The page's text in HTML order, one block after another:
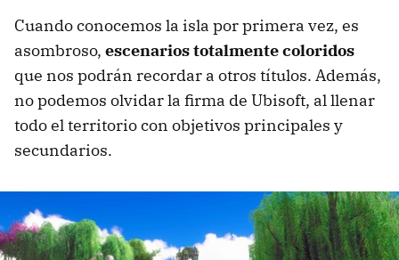
Cuando conocemos la isla por primera vez, es
asombroso, escenarios totalmente coloridos
que nos podrán recordar a otros títulos. Además,
no podemos olvidar la firma de Ubisoft, al llenar
todo el territorio con objetivos principales y
secundarios.